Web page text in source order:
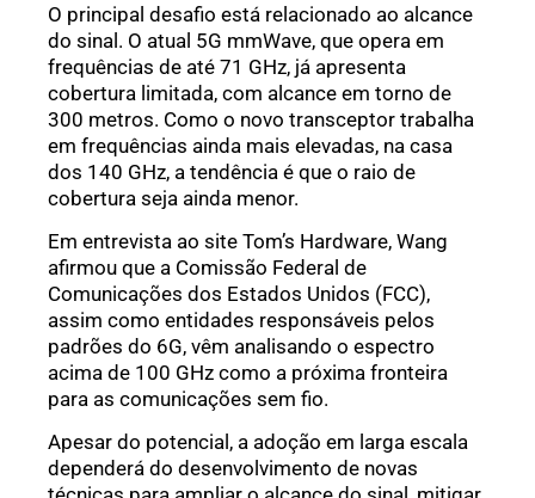
O principal desafio está relacionado ao alcance
do sinal. O atual 5G mmWave, que opera em
frequências de até 71 GHz, já apresenta
cobertura limitada, com alcance em torno de
300 metros. Como o novo transceptor trabalha
em frequências ainda mais elevadas, na casa
dos 140 GHz, a tendência é que o raio de
cobertura seja ainda menor.
Em entrevista ao site Tom’s Hardware, Wang
afirmou que a Comissão Federal de
Comunicações dos Estados Unidos (FCC),
assim como entidades responsáveis pelos
padrões do 6G, vêm analisando o espectro
acima de 100 GHz como a próxima fronteira
para as comunicações sem fio.
Apesar do potencial, a adoção em larga escala
dependerá do desenvolvimento de novas